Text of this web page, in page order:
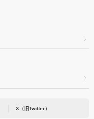
X（旧Twitter）